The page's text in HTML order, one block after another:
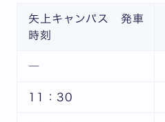
矢上キャンパス 発車
時刻
―
11：30